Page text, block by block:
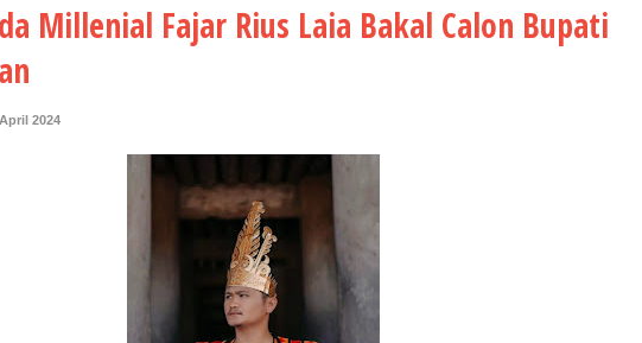
Millenial Fajar Rius Laia Bakal Calon Bupati
2024